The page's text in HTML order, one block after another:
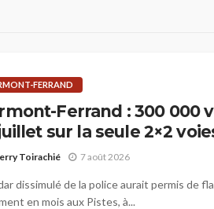
FERRAND
Ferrand : 300 000
sur la seule 2×2
Toirachié 7 août 2026
dissimulé de la police aurait permis de
en mois aux Pistes, à...